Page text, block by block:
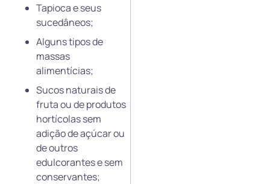
⁠Tapioca e seus
sucedâneos;
⁠Alguns tipos de
massas
alimentícias;
⁠Sucos naturais de
fruta ou de produtos
hortícolas sem
adição de açúcar ou
de outros
edulcorantes e sem
conservantes;